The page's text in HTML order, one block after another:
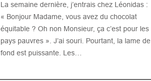
La semaine dernière, j’entrais chez Léonidas :
« Bonjour Madame, vous avez du chocolat
équitable ? Oh non Monsieur, ça c’est pour les
pays pauvres ». J’ai souri. Pourtant, la lame de
fond est puissante. Les…